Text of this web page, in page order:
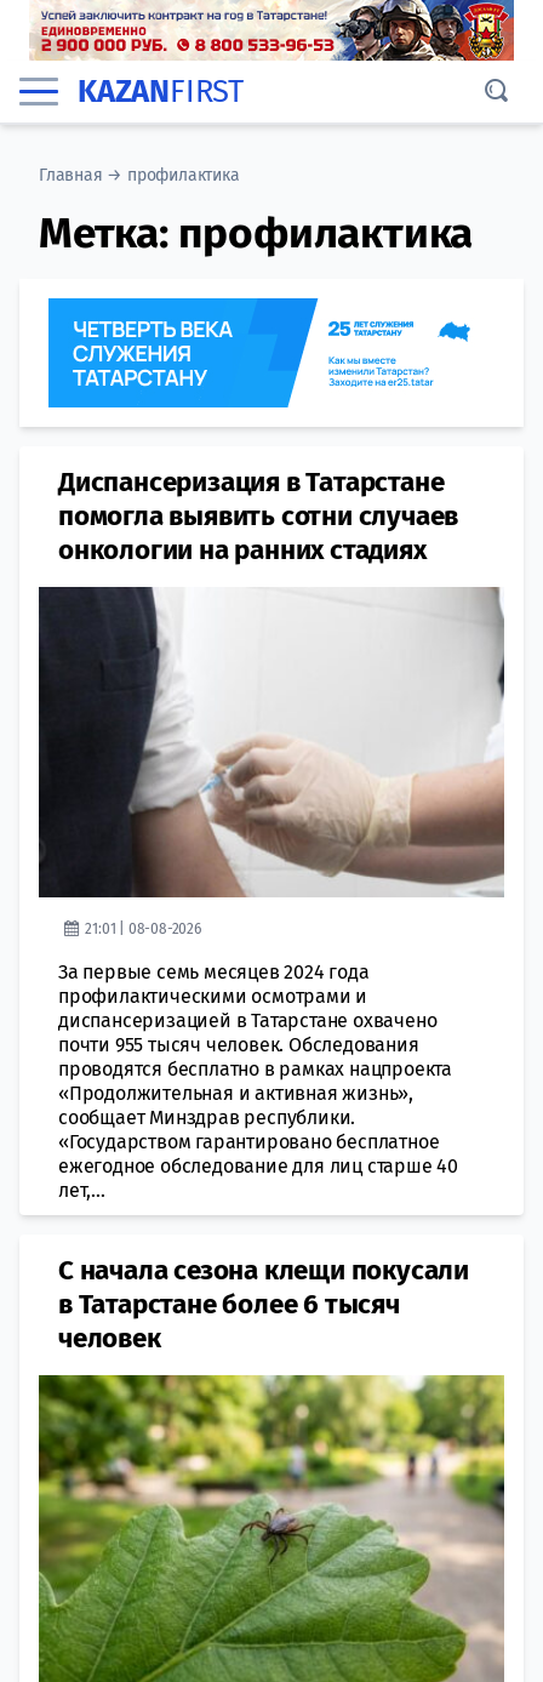
KAZANFIRST
Главная → профилактика
Метка: профилактика
Диспансеризация в Татарстане
помогла выявить сотни случаев
онкологии на ранних стадиях
21:01 | 08-08-2026
За первые семь месяцев 2024 года
профилактическими осмотрами и
диспансеризацией в Татарстане охвачено
почти 955 тысяч человек. Обследования
проводятся бесплатно в рамках нацпроекта
«Продолжительная и активная жизнь»,
сообщает Минздрав республики.
«Государством гарантировано бесплатное
ежегодное обследование для лиц старше 40
лет,...
С начала сезона клещи покусали
в Татарстане более 6 тысяч
человек